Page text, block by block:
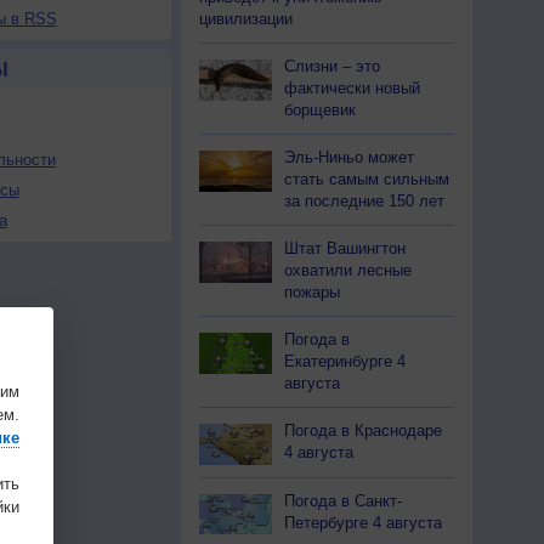
в RSS
цивилизации
Слизни – это
фактически новый
борщевик
Эль-Ниньо может
стать самым сильным
за последние 150 лет
Штат Вашингтон
охватили лесные
пожары
Погода в
Екатеринбурге 4
августа
Погода в Краснодаре
4 августа
Погода в Санкт-
Петербурге 4 августа